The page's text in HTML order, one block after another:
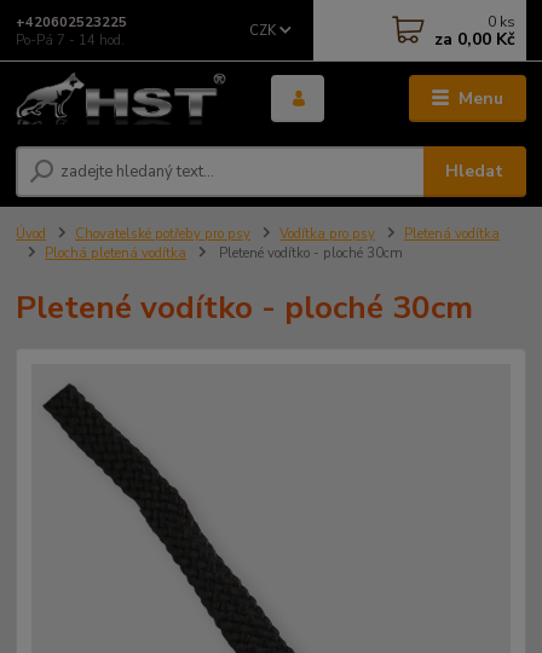
Menu
CZK
Hledat
+420602523225
Po-Pá 7 - 14 hod.
0 ks
za 0,00 Kč
Úvod Chovatelské potřeby pro psy Vodítka pro psy
Pletená vodítka
Plochá pletená vodítka
Pletené vodítko - ploché 30cm
Pletené vodítko - ploché 30cm